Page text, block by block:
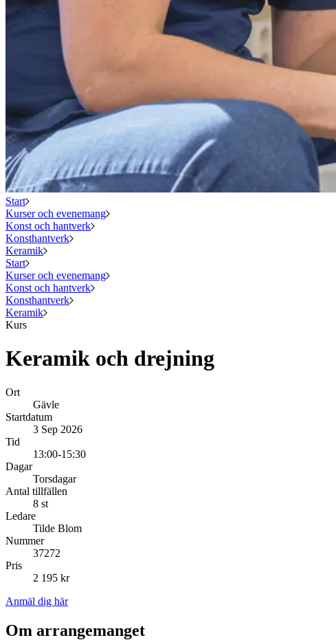
Start
Kurser och evenemang
Konst och hantverk
Konsthantverk
Keramik
Start
Kurser och evenemang
Konst och hantverk
Konsthantverk
Keramik
Kurs
Keramik och drejning
Ort
Gävle
Startdatum
3 Sep 2026
Tid
13:00-15:30
Dagar
Torsdagar
Antal tillfällen
8 st
Ledare
Tilde Blom
Nummer
37272
Pris
2 195 kr
Anmäl dig här
Om arrangemanget